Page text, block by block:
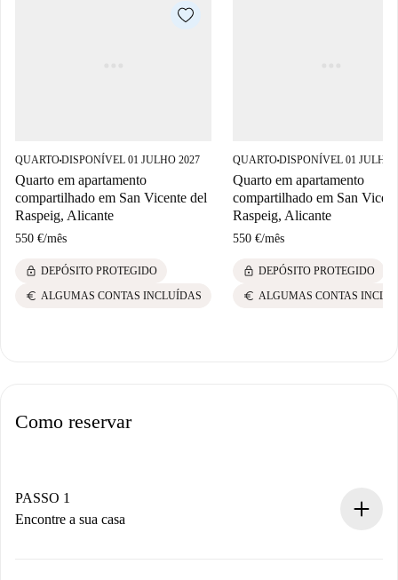
QUARTO■DISPONÍVEL 01 JULHO 2027
Quarto em apartamento
compartilhado em San Vicente del
Raspeig, Alicante
550 €/mês
lock DEPÓSITO PROTEGIDO
euro ALGUMAS CONTAS INCLUÍDAS
QUARTO■DISPONÍVEL 01 JULHO
Quarto em apartamento
compartilhado em San
Raspeig, Alicante
550 €/mês
lock DEPÓSITO PROTEGIDO
euro ALGUMAS CONTAS
Como reservar
PASSO 1
Encontre a sua casa